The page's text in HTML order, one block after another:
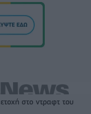
στο ντραφτ του